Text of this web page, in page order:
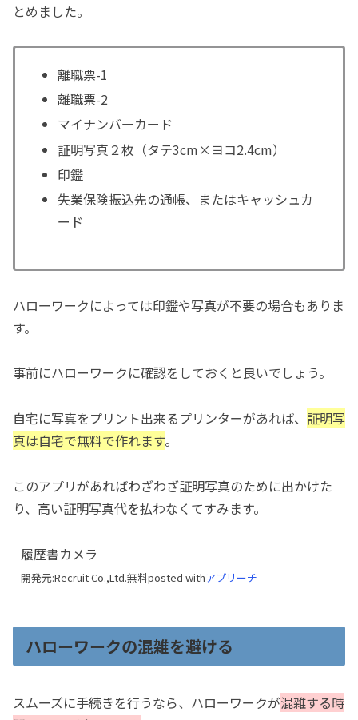
とめました。
離職票-1
離職票-2
マイナンバーカード
証明写真２枚（タテ3cm×ヨコ2.4cm）
印鑑
失業保険振込先の通帳、またはキャッシュカ
ード
ハローワークによっては印鑑や写真が不要の場合もありま
す。
事前にハローワークに確認をしておくと良いでしょう。
自宅に写真をプリント出来るプリンターがあれば、 証明写
真は自宅で無料で作れます。
このアプリがあればわざわざ証明写真のために出かけた
り、高い証明写真代を払わなくてすみます。
履歴書カメラ
開発元:Recruit Co.,Ltd.無料posted withアプリーチ
ハローワークの混雑を避ける
スムーズに手続きを行うなら、ハローワークが混雑する時